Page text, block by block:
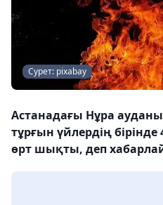
Сурет: pixabay
Астанадағы Нұра
тұрғын үйлердің
өрт шықты, деп